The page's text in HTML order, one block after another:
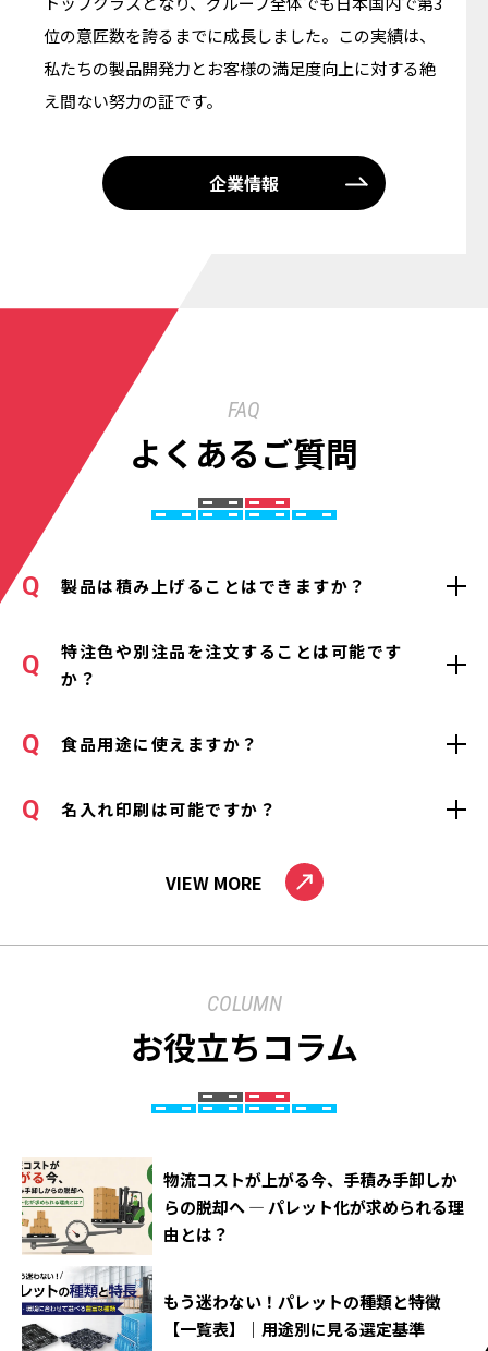
位の意匠数を誇るまでに成長しました。この実績は、
私たちの製品開発力とお客様の満足度向上に対する絶
え間ない努力の証です。
企業情報
FAQ
よくあるご質問
製品は積み上げることはできますか？
特注色や別注品を注文することは可能です
か？
食品用途に使えますか？
名入れ印刷は可能ですか？
VIEW MORE
COLUMN
お役立ちコラム
物流コストが上がる今、手積み手卸しか
らの脱却へ ― パレット化が求められる理
由とは？
もう迷わない！パレットの種類と特徴
【一覧表】｜用途別に見る選定基準